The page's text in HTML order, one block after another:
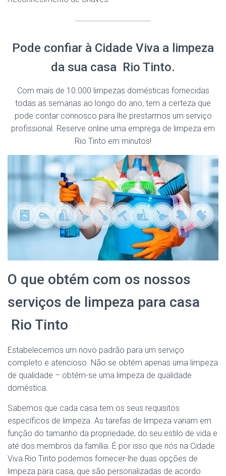
Pode confiar à Cidade Viva a limpeza
da sua casa Rio Tinto.
Com mais de 10.000 limpezas domésticas fornecidas
todas as semanas ao longo do ano, tem a certeza que
pode contar connosco para lhe prestarmos um serviço
profissional. Reserve online uma emprega de limpeza em
Rio Tinto em minutos!
O que obtém com os nossos
serviços de limpeza para casa
Rio Tinto
Estabelecemos um novo padrão para um serviço
completo e atencioso. Não se obtém apenas uma limpeza
de qualidade – obtém-se uma limpeza de qualidade
doméstica.
Sabemos que cada casa tem os seus requisitos
específicos de limpeza. As tarefas de limpeza variam em
função do tamanho da propriedade, do seu estilo de vida e
até dos membros da família. É por isso que nós na Cidade
Viva Rio Tinto podemos fornecer-lhe duas opções de
limpeza para casa, que são personalizadas de acordo